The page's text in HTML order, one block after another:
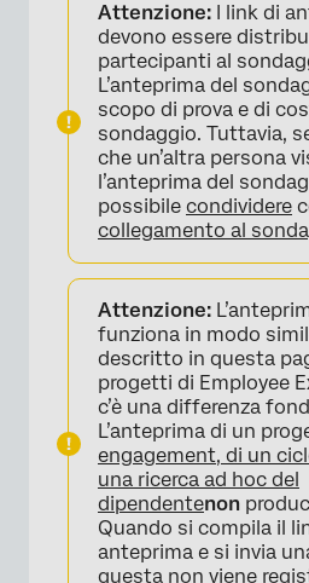
Attenzione: I link di
devono essere
partecipanti al
L’anteprima del
scopo di prova e di
sondaggio. Tuttavia,
che un’altra persona
l’anteprima del
possibile condividere
collegamento al
Attenzione:
funziona in modo
descritto in questa
progetti di Employee
c’è una differenza
L’anteprima di un
engagement, di un
una ricerca ad hoc del
dipendentenon
Quando si compila il
anteprima e si invia
questa non viene